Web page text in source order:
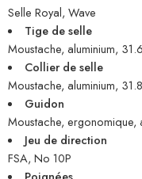
Selle Royal, Wave
Tige de selle
Moustache, aluminium,
Collier de selle
Moustache, aluminium,
Guidon
Moustache, ergonomique,
Jeu de direction
FSA, No 10P